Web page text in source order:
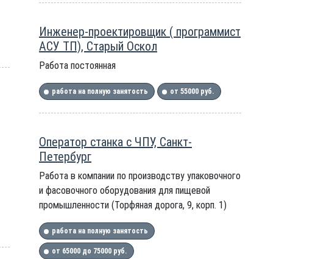
Инженер-проектировщик ( программист
АСУ ТП), Старый Оскол
Работа постоянная
работа на полную занятость от 55000 руб.
Оператор станка с ЧПУ, Санкт-
Петербург
Работа в компании по производству упаковочного
и фасовочного оборудования для пищевой
промышленности (Торфяная дорога, 9, корп. 1)
работа на полную занятость
от 65000 до 75000 руб.